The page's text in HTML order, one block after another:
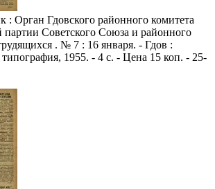
: Орган Гдовского районного комитета
Советского Союза и районного
. № 7 : 16 января. - Гдов :
типография, 1955. - 4 с. - Цена 15 коп. - 25-